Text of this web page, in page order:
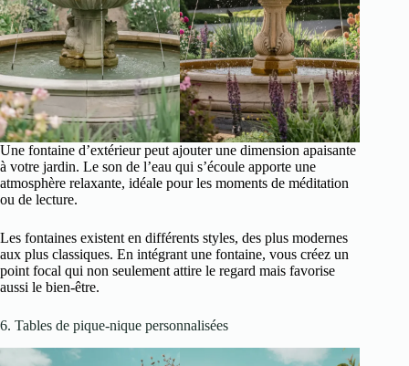
Une fontaine d’extérieur peut ajouter une dimension apaisante
à votre jardin. Le son de l’eau qui s’écoule apporte une
atmosphère relaxante, idéale pour les moments de méditation
ou de lecture.
Les fontaines existent en différents styles, des plus modernes
aux plus classiques. En intégrant une fontaine, vous créez un
point focal qui non seulement attire le regard mais favorise
aussi le bien-être.
6. Tables de pique-nique personnalisées